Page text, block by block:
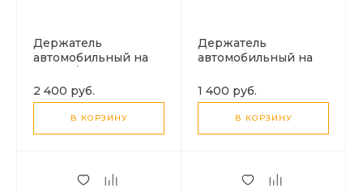
Держатель
автомобильный на
выдвижной c
беспроводной
зарядкой, HW32,
HOCO,
2 400 руб.
В КОРЗИНУ
Держатель
автомобильный на
беспроводной
зарядкой, HW31,
HOCO,
металлический
1 400 руб.
В КОРЗИНУ